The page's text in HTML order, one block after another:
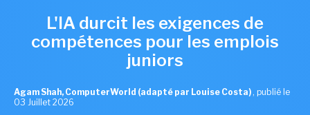
L'IA durcit les exigences de
compétences pour les emplois
juniors
Agam Shah, ComputerWorld (adapté par Louise Costa) , publié le
03 Juillet 2026